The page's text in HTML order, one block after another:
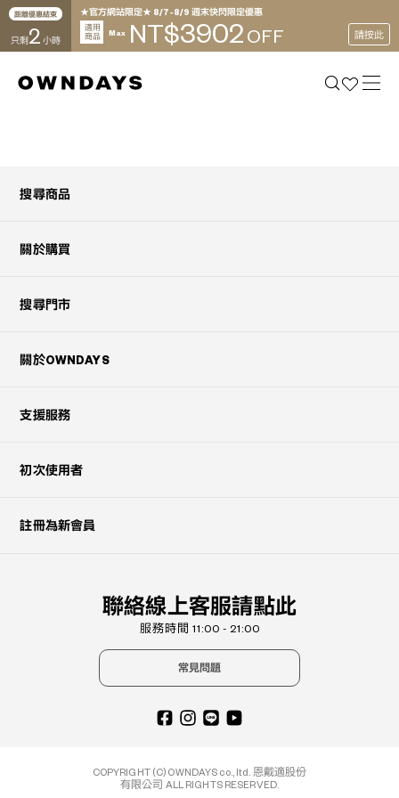
距離優惠結束
只剩 2 小時
★官方網站限定★ 8/7~8/9 週末快閃限定優惠
適用
商品
Max NT$3902 OFF 請按此
搜尋商品
關於購買
搜尋門市
關於OWNDAYS
支援服務
初次使用者
註冊為新會員
聯絡線上客服請點此
服務時間 11:00 - 21:00
常見問題
COPYRIGHT (C) OWNDAYS co., ltd. 恩戴適股份
有限公司 ALL RIGHTS RESERVED.